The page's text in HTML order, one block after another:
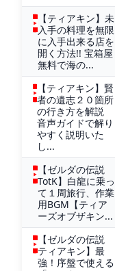
【ティアキン】未
入手の料理を無限
に入手出来る店を
開く方法!! 宝箱屋
無料で海の...
【ティアキン】賢
者の遺志２０箇所
の行き方を解説
音声ガイドで解り
やすく説明いた
し...
【ゼルダの伝説
TotK】白龍に乗っ
て１周旅行、作業
用BGM【ティア
ーズオブザキン...
【ゼルダの伝説
ティアキン】最
強！序盤で使える